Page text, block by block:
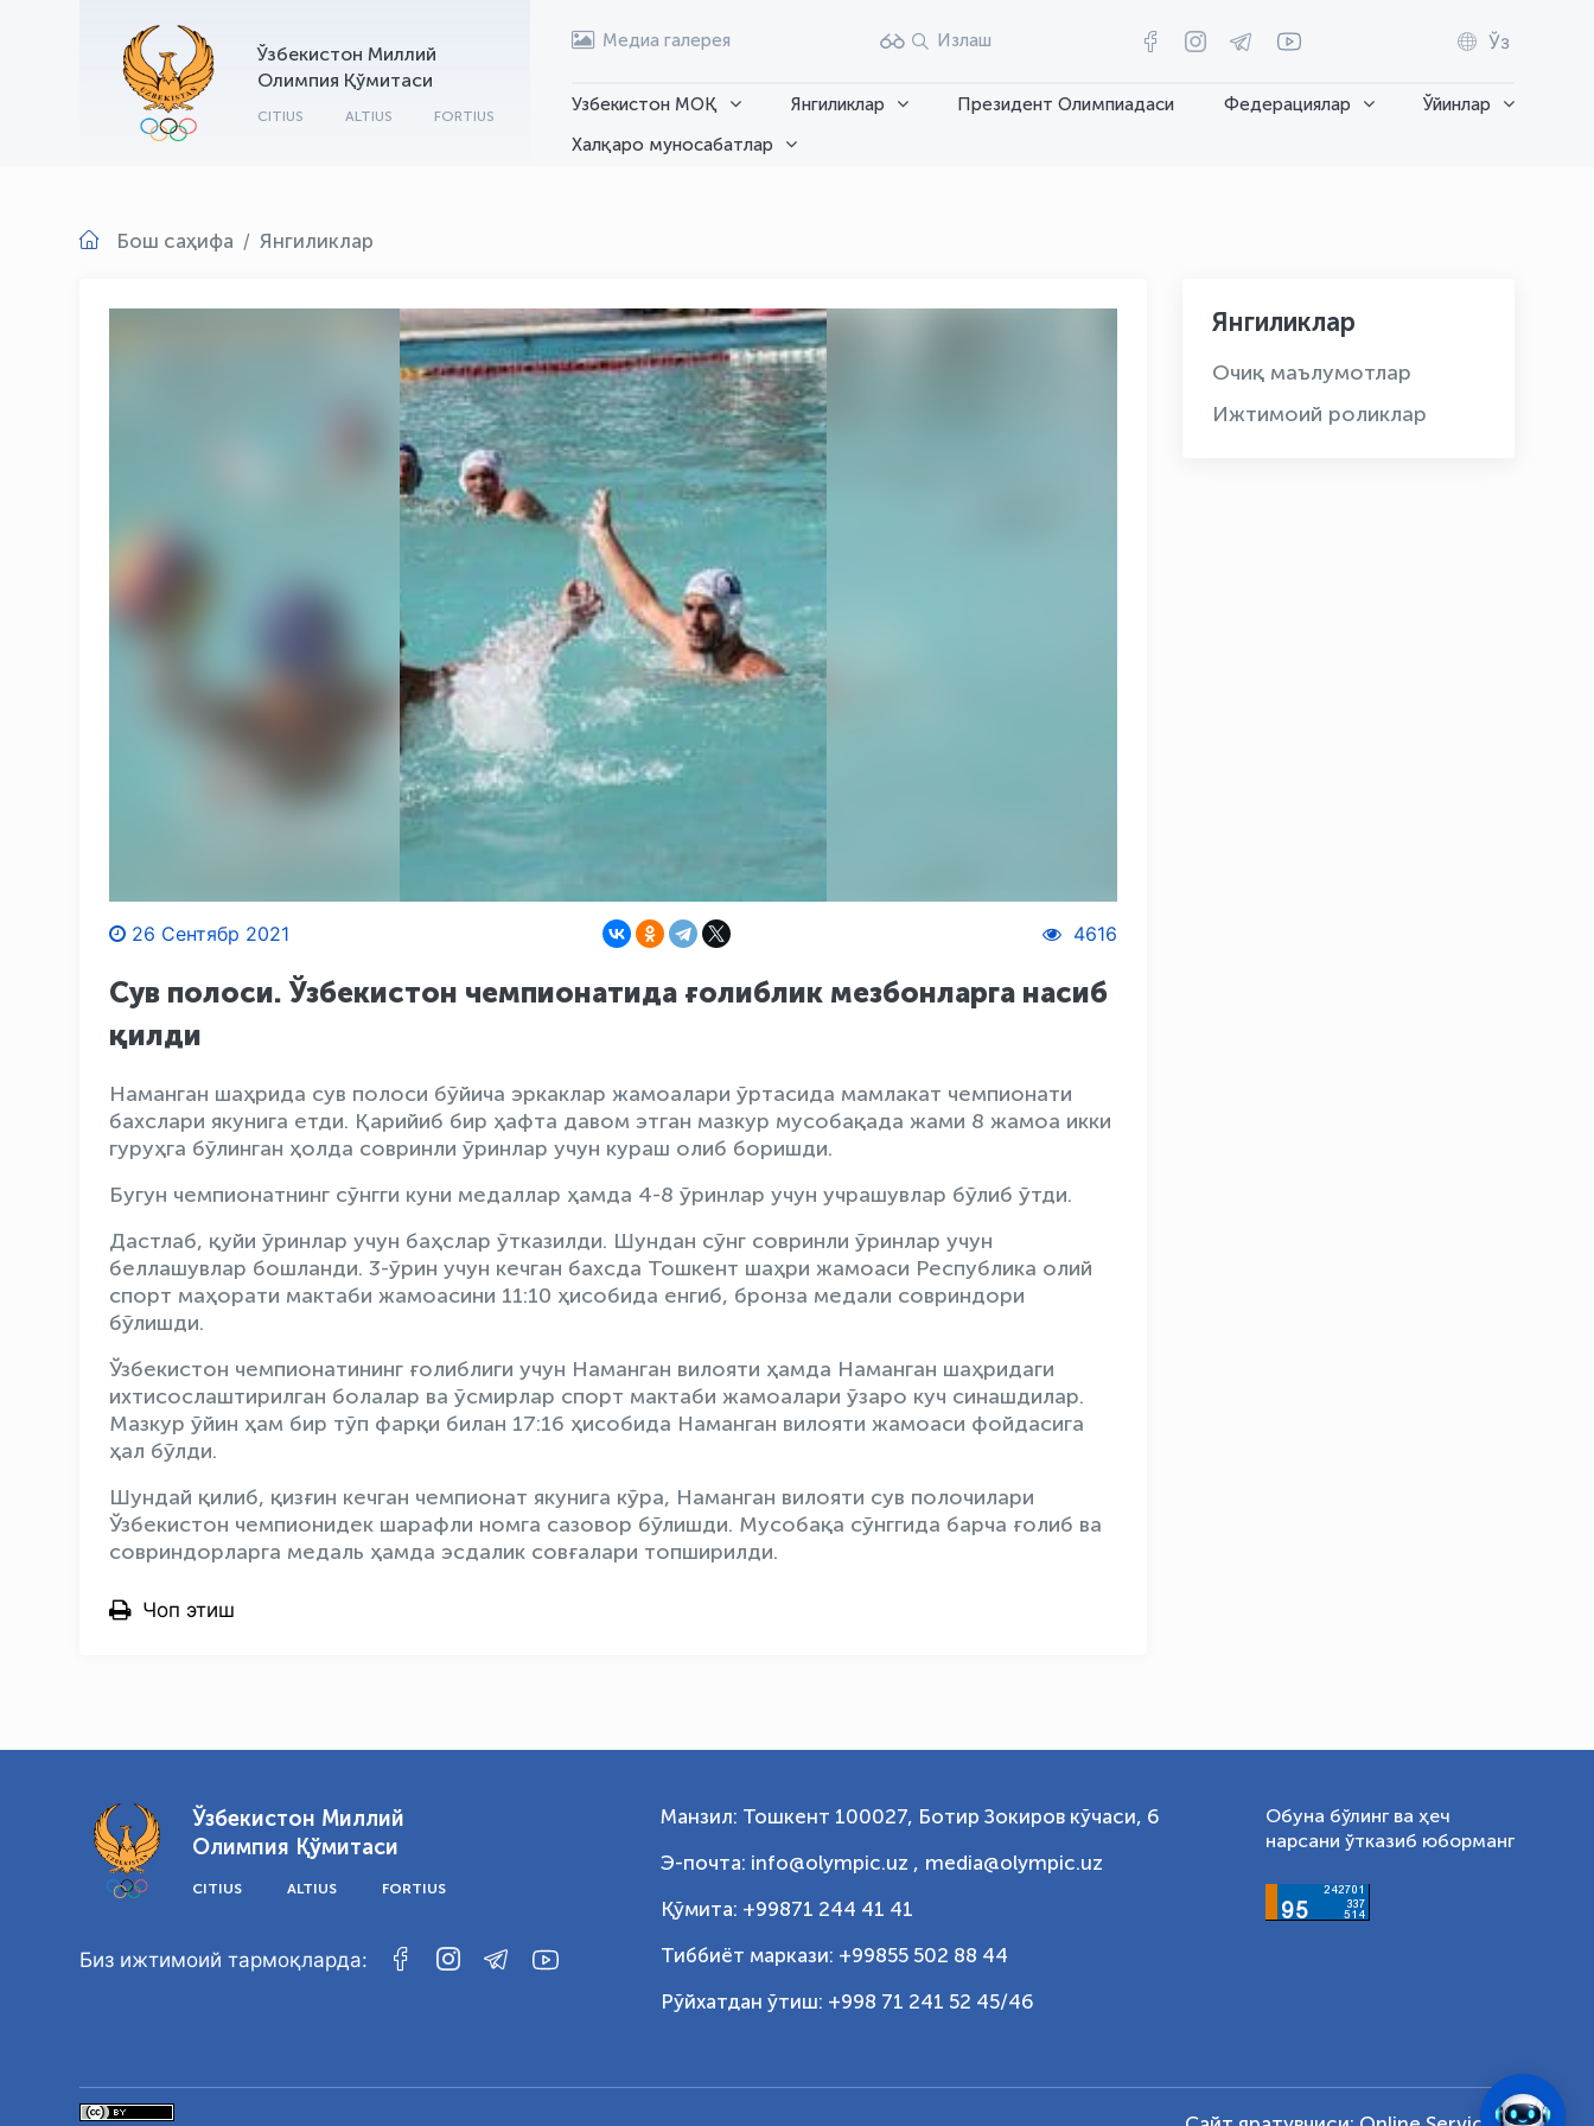
Ўзбекистон Миллий
Олимпия Қўмитаси
CITIUS ALTIUS FORTIUS
Медиа галерея Излаш Ўз
Узбекистон МОҚ Янгиликлар Президент Олимпиадаси Федерациялар
Ўйинлар
Халқаро муносабатлар
Бош саҳифа Янгиликлар
26 Сентябр 2021 4616
Сув полоси. Ўзбекистон чемпионатида ғолиблик мезбонларга насиб
қилди
Наманган шаҳрида сув полоси бўйича эркаклар жамоалари ўртасида мамлакат чемпионати
бахслари якунига етди. Қарийиб бир ҳафта давом этган мазкур мусобақада жами 8 жамоа икки
гуруҳга бўлинган ҳолда совринли ўринлар учун кураш олиб боришди.
Бугун чемпионатнинг сўнгги куни медаллар ҳамда 4-8 ўринлар учун учрашувлар бўлиб ўтди.
Дастлаб, қуйи ўринлар учун баҳслар ўтказилди. Шундан сўнг совринли ўринлар учун
беллашувлар бошланди. 3-ўрин учун кечган бахсда Тошкент шаҳри жамоаси Республика олий
спорт маҳорати мактаби жамоасини 11:10 ҳисобида енгиб, бронза медали совриндори
бўлишди.
Ўзбекистон чемпионатининг ғолиблиги учун Наманган вилояти ҳамда Наманган шаҳридаги
ихтисослаштирилган болалар ва ўсмирлар спорт мактаби жамоалари ўзаро куч синашдилар.
Мазкур ўйин ҳам бир тўп фарқи билан 17:16 ҳисобида Наманган вилояти жамоаси фойдасига
ҳал бўлди.
Шундай қилиб, қизғин кечган чемпионат якунига кўра, Наманган вилояти сув полочилари
Ўзбекистон чемпионидек шарафли номга сазовор бўлишди. Мусобақа сўнггида барча ғолиб ва
совриндорларга медаль ҳамда эсдалик совғалари топширилди.
Чоп этиш
Янгиликлар
Очиқ маълумотлар
Ижтимоий роликлар
Ўзбекистон Миллий
Олимпия Қўмитаси
CITIUS ALTIUS FORTIUS
Биз ижтимоий тармоқларда:
Манзил: Тошкент 100027, Ботир Зокиров кўчаси, 6
Э-почта: info@olympic.uz , media@olympic.uz
Қўмита: +99871 244 41 41
Тиббиёт маркази: +99855 502 88 44
Рўйхатдан ўтиш: +998 71 241 52 45/46
Обуна бўлинг ва ҳеч
нарсани ўтказиб юборманг